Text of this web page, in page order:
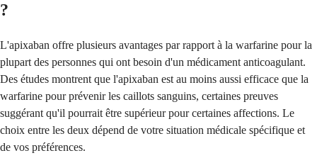
?
L'apixaban offre plusieurs avantages par rapport à la warfarine pour la
plupart des personnes qui ont besoin d'un médicament anticoagulant.
Des études montrent que l'apixaban est au moins aussi efficace que la
warfarine pour prévenir les caillots sanguins, certaines preuves
suggérant qu'il pourrait être supérieur pour certaines affections. Le
choix entre les deux dépend de votre situation médicale spécifique et
de vos préférences.